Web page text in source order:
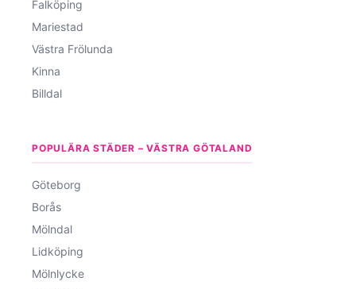
Falköping
Mariestad
Västra Frölunda
Kinna
Billdal
POPULÄRA STÄDER – VÄSTRA GÖTALAND
Göteborg
Borås
Mölndal
Lidköping
Mölnlycke